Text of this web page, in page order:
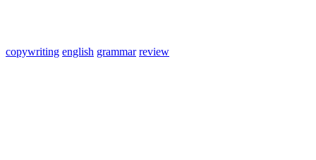
copywriting english grammar review